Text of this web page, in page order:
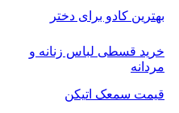
بهترین کادو برای دختر
خرید قسطی لباس زنانه و
مردانه
قیمت سمعک اتیکن